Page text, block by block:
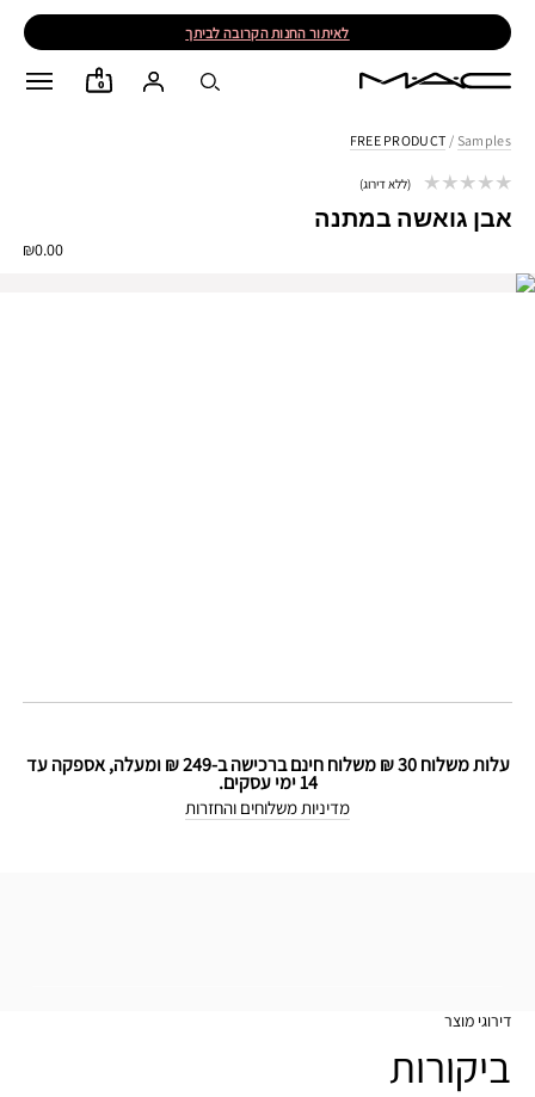
לאיתור החנות הקרובה לביתך
0
Samples
/
FREE PRODUCT
אבן גואשה במתנה
₪0.00
ללא דירוג
עלות משלוח 30 ₪ משלוח חינם ברכישה ב-249 ₪ ומעלה, אספקה עד
14 ימי עסקים.
מדיניות משלוחים והחזרות
דירוגי מוצר
ביקורות